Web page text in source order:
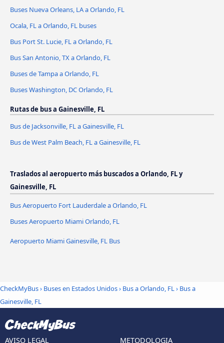
Buses Nueva Orleans, LA a Orlando, FL
Ocala, FL a Orlando, FL buses
Bus Port St. Lucie, FL a Orlando, FL
Bus San Antonio, TX a Orlando, FL
Buses de Tampa a Orlando, FL
Buses Washington, DC Orlando, FL
Rutas de bus a Gainesville, FL
Bus de Jacksonville, FL a Gainesville, FL
Bus de West Palm Beach, FL a Gainesville, FL
Traslados al aeropuerto más buscados a Orlando, FL y
Gainesville, FL
Bus Aeropuerto Fort Lauderdale a Orlando, FL
Buses Aeropuerto Miami Orlando, FL
Aeropuerto Miami Gainesville, FL Bus
CheckMyBus› Buses en Estados Unidos› Bus a Orlando, FL› Bus a
Gainesville, FL
AVISO LEGAL METODOLOGIA